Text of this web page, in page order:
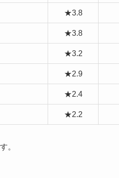
★3.8
★3.8
★3.2
★2.9
★2.4
★2.2
。